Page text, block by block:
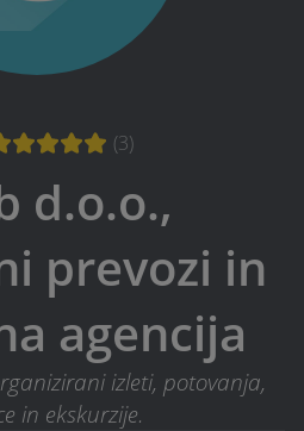
(3)
d.o.o.,
prevozi in
agencija
izleti, potovanja,
in ekskurzije.